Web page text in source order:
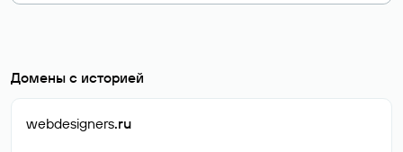
Домены с историей
webdesigners.ru